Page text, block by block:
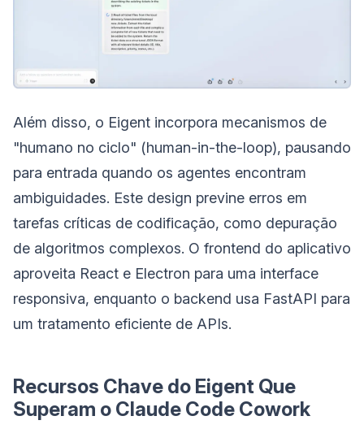
Além disso, o Eigent incorpora mecanismos de
"humano no ciclo" (human-in-the-loop), pausando
para entrada quando os agentes encontram
ambiguidades. Este design previne erros em
tarefas críticas de codificação, como depuração
de algoritmos complexos. O frontend do aplicativo
aproveita React e Electron para uma interface
responsiva, enquanto o backend usa FastAPI para
um tratamento eficiente de APIs.
Recursos Chave do Eigent Que
Superam o Claude Code Cowork